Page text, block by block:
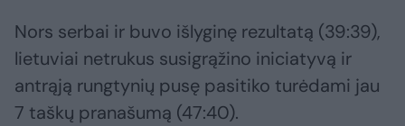
Nors serbai ir buvo išlyginę rezultatą (39:39),
lietuviai netrukus susigrąžino iniciatyvą ir
antrąją rungtynių pusę pasitiko turėdami jau
7 taškų pranašumą (47:40).